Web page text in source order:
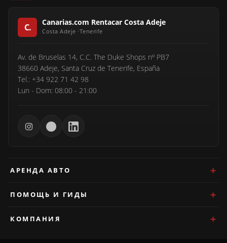
Canarias.com Rentacar Costa Adeje
Av. de Bruselas 14, C.C. The Duke Shops nº PB7
38660 Adeje, Santa Cruz de Tenerife, España
Tel.: +34 922 71 42 98
Lun - Dom: 08:00 - 21:00
АРЕНДА АВТО
ПОМОЩЬ И ГИДЫ
КОМПАНИЯ